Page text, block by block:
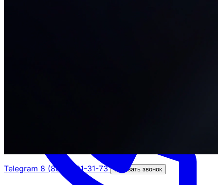
Telegram 8 (800) 201-31-73 Заказать звонок